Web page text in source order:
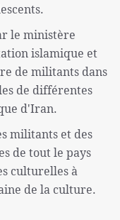
le ministère
islamique et
de militants dans
de différentes
d'Iran.
militants et des
de tout le pays
culturelles à
de la culture.